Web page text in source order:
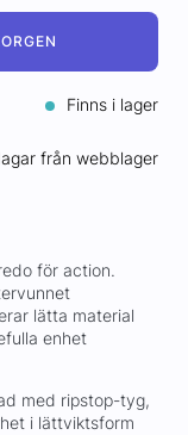
Finns i lager
från webblager
för action.
lätta material
enhet
med ripstop-tyg,
i lättviktsform